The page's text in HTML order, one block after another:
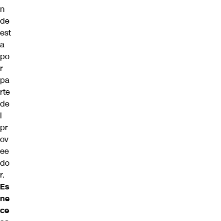
n
de
est
a
po
r
pa
rte
de
l
pr
ov
ee
do
r.
Es
ne
ce